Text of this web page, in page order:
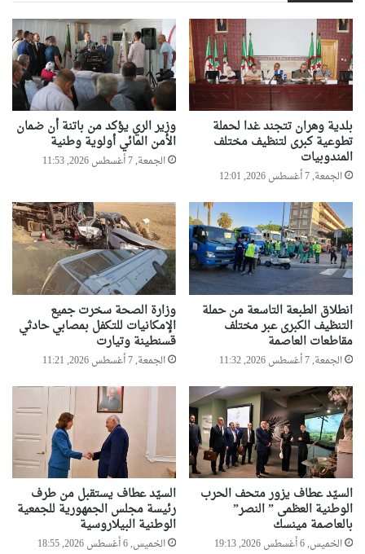
بلدية وهران تتجند غدا لحملة
تطوعية كبرى لتنظيف مختلف
المندوبيات
الجمعة, 7 أغسطس 2026, 12:01
وزير الري يؤكد من باتنة أن ضمان
الأمن المائي أولوية وطنية
الجمعة, 7 أغسطس 2026, 11:53
انطلاق الطبعة التاسعة من حملة
التنظيف الكبرى عبر مختلف
مقاطعات العاصمة
الجمعة, 7 أغسطس 2026, 11:32
وزارة الصحة سخرت جميع
الإمكانيات للتكفل بمصابي حادثي
قسنطينة وتيارت
الجمعة, 7 أغسطس 2026, 11:21
السيّد عطاف يزور متحف الحرب
الوطنية العظمى ” النصر”
بالعاصمة مينسك
الخميس, 6 أغسطس 2026, 19:13
السيّد عطاف يستقبل من طرف
رئيسة مجلس الجمهورية للجمعية
الوطنية البيلاروسية
الخميس, 6 أغسطس 2026, 18:55